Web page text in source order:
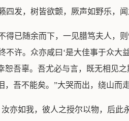
发，树皆欲颤，厥声如野乐，闻
已随余而下，一见腊笃夫人，
许。众亦咸曰‘是大佳事于众大
吾辜。吾尤必与言，既无相见
吾不能矣。”大哭而出，绕山而
亦如我，彼人之授尔以物，后此